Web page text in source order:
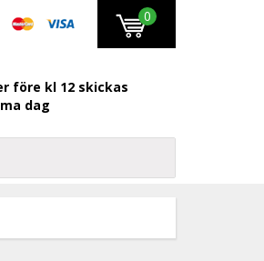
0
före kl 12 skickas
dag